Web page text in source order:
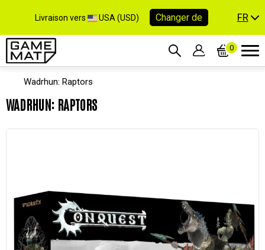
Livraison vers USA (USD) Changer de FR
0
Wadrhun: Raptors
WADRHUN: RAPTORS